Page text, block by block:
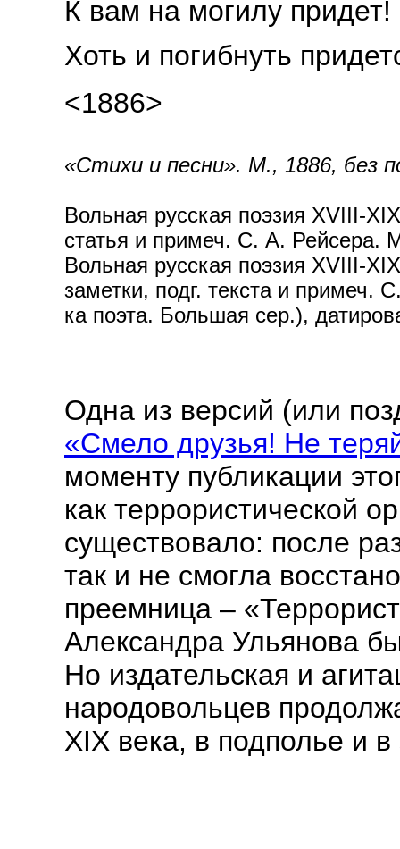
К вам на могилу придет!
Хоть и погибнуть
<1886>
«Стихи и песни». М., 1886, без
Вольная русская поэзия XVIII-
статья и примеч. С. А. Рейсера.
Вольная русская поэзия XVIII-
заметки, подг. текста и
ка поэта. Большая сер.),
Одна из версий (или
«Смело друзья! Не
моменту публикации
как террористической
существовало: после
так и не смогла
преемница –
Александра Ульянова
Но издательская и
народовольцев
XIX века, в подполье и